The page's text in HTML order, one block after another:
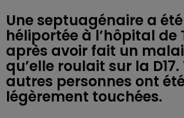
Une septuagénaire a été
héliportée à l’hôpital de
après avoir fait un
qu’elle roulait sur la D17.
autres personnes ont
légèrement touchées.